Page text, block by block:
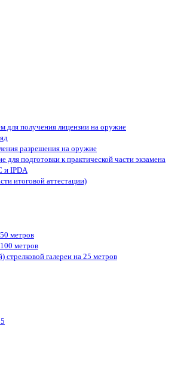
получения лицензии на оружие
разрешения на оружие
для подготовки к практической части экзамена
и IPDA
итоговой аттестации)
метров
метров
стрелковой галереи на 25 метров